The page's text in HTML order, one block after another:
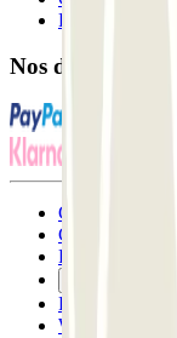
FAQ
Nos différents
Conditions
Conditions
Politique
Politique de
Whistleblowing